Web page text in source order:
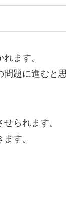
ます。
問題に進むと
られます。
す。